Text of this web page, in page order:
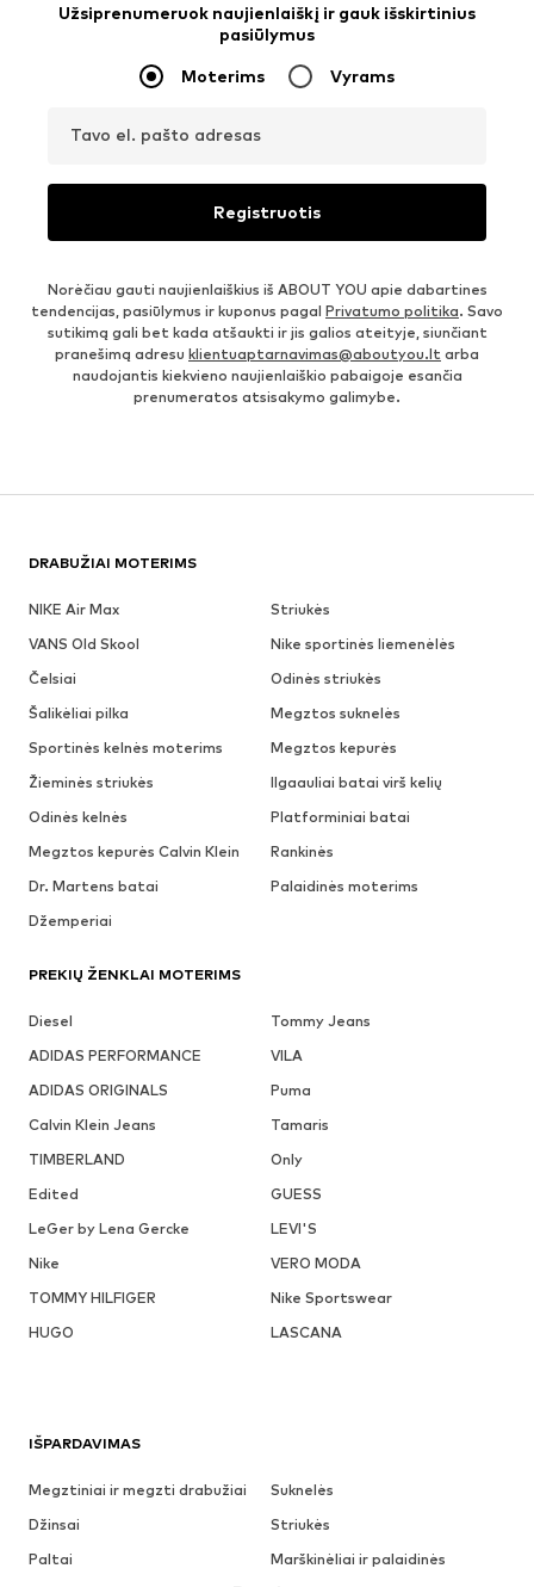
Užsiprenumeruok naujienlaiškį ir gauk išskirtinius
pasiūlymus
Moterims Vyrams
Tavo el. pašto adresas
Registruotis
Norėčiau gauti naujienlaiškius iš ABOUT YOU apie dabartines
tendencijas, pasiūlymus ir kuponus pagal Privatumo politika. Savo
sutikimą gali bet kada atšaukti ir jis galios ateityje, siunčiant
pranešimą adresu klientuaptarnavimas@aboutyou.lt arba
naudojantis kiekvieno naujienlaiškio pabaigoje esančia
prenumeratos atsisakymo galimybe.
DRABUŽIAI MOTERIMS
NIKE Air Max
Striukės
VANS Old Skool
Nike sportinės liemenėlės
Čelsiai
Odinės striukės
Šalikėliai pilka
Megztos suknelės
Sportinės kelnės moterims
Megztos kepurės
Žieminės striukės
Ilgaauliai batai virš kelių
Odinės kelnės
Platforminiai batai
Megztos kepurės Calvin Klein
Rankinės
Dr. Martens batai
Palaidinės moterims
Džemperiai
PREKIŲ ŽENKLAI MOTERIMS
Diesel
Tommy Jeans
ADIDAS PERFORMANCE
VILA
ADIDAS ORIGINALS
Puma
Calvin Klein Jeans
Tamaris
TIMBERLAND
Only
Edited
GUESS
LeGer by Lena Gercke
LEVI'S
Nike
VERO MODA
TOMMY HILFIGER
Nike Sportswear
HUGO
LASCANA
IŠPARDAVIMAS
Megztiniai ir megzti drabužiai
Suknelės
Džinsai
Striukės
Paltai
Marškinėliai ir palaidinės